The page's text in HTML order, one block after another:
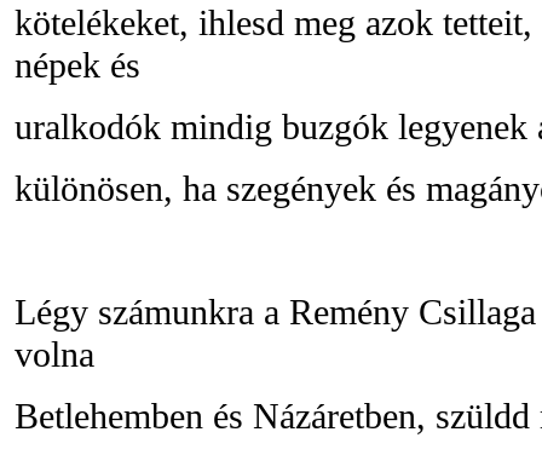
kötelékeket, ihlesd meg azok
népek és
uralkodók mindig buzgók legyenek
különösen, ha szegények és
Légy számunkra a Remény
volna
Betlehemben és Názáretben, szüldd